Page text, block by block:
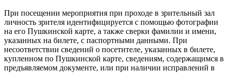
При посещении мероприятия при проходе в зрительный зал
личность зрителя идентифицируется с помощью фотографии
на его Пушкинской карте, а также сверки фамилии и имени,
указанных на билете, с паспортными данными. При
несоответствии сведений о посетителе, указанных в билете,
купленном по Пушкинской карте, сведениям, содержащимся в
предъявляемом документе, или при наличии исправлений в